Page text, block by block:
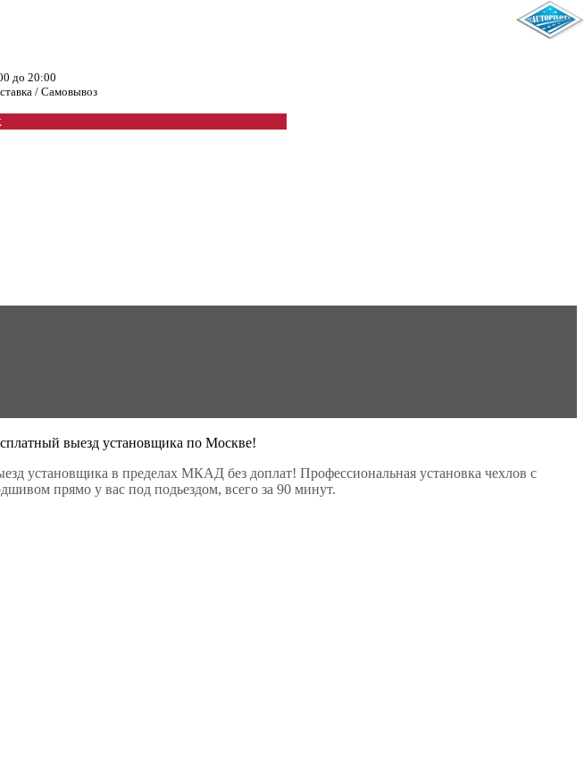
до 20:00
/ Самовывоз
выезд установщика по Москве!
установщика в пределах МКАД без доплат! Профессиональная установка чехлов с
прямо у вас под подьездом, всего за 90 минут.